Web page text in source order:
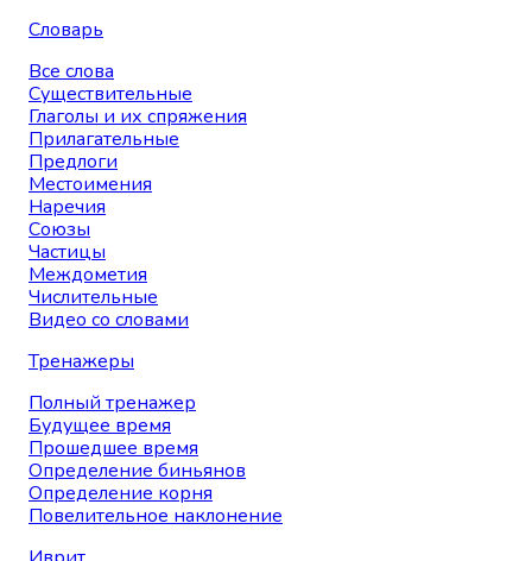
Словарь
Все слова
Существительные
Глаголы и их спряжения
Прилагательные
Предлоги
Местоимения
Наречия
Союзы
Частицы
Междометия
Числительные
Видео со словами
Тренажеры
Полный тренажер
Будущее время
Прошедшее время
Определение биньянов
Определение корня
Повелительное наклонение